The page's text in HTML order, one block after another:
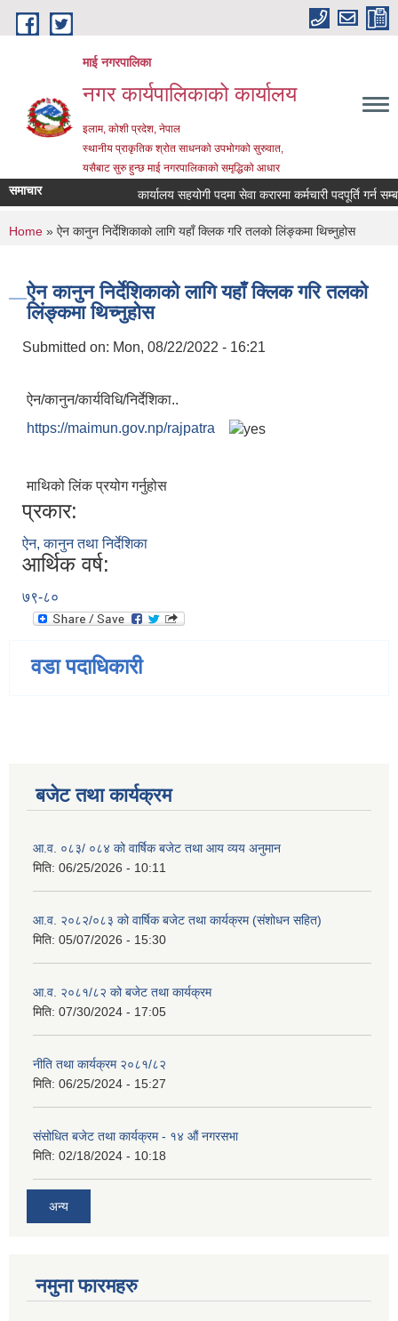
Skip to main content
माई नगरपालिका
नगर कार्यपालिकाको कार्यालय
इलाम, कोशी प्रदेश, नेपाल
स्थानीय प्राकृतिक श्रोत साधनको उपभोगको सुरुवात,
यसैबाट सुरु हुन्छ माई नगरपालिकाको समृद्धिको आधार
समाचार कार्यालय सहयोगी पदमा सेवा करारमा कर्मचारी पदपूर्ति गर्न
You are here
Home » ऐन कानुन निर्देशिकाको लागि यहाँ क्लिक गरि तलको लिंङ्कमा थिच्नुहोस
ऐन कानुन निर्देशिकाको लागि यहाँ क्लिक गरि तलको
लिंङ्कमा थिच्नुहोस
Submitted on: Mon, 08/22/2022 - 16:21
ऐन/कानुन/कार्यविधि/निर्देशिका..
https://maimun.gov.np/rajpatra
माथिको लिंक प्रयोग गर्नुहोस
प्रकार:
ऐन, कानुन तथा निर्देशिका
आर्थिक वर्ष:
७९-८०
वडा पदाधिकारी
बजेट तथा कार्यक्रम
आ.व. ०८३/ ०८४ को वार्षिक बजेट तथा आय व्यय अनुमान
मिति: 06/25/2026 - 10:11
आ.व. २०८२/०८३ को वार्षिक बजेट तथा कार्यक्रम (संशोधन सहित)
मिति: 05/07/2026 - 15:30
आ.व. २०८१/८२ को बजेट तथा कार्यक्रम
मिति: 07/30/2024 - 17:05
नीति तथा कार्यक्रम २०८१/८२
मिति: 06/25/2024 - 15:27
संसोधित बजेट तथा कार्यक्रम - १४ औं नगरसभा
मिति: 02/18/2024 - 10:18
अन्य
नमुना फारमहरु